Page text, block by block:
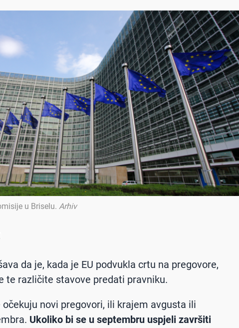
u Briselu. Arhiv
da je, kada je EU podvukla crtu na pregovore,
te različite stavove predati pravniku.
očekuju novi pregovori, ili krajem avgusta ili
Ukoliko bi se u septembru uspjeli završiti